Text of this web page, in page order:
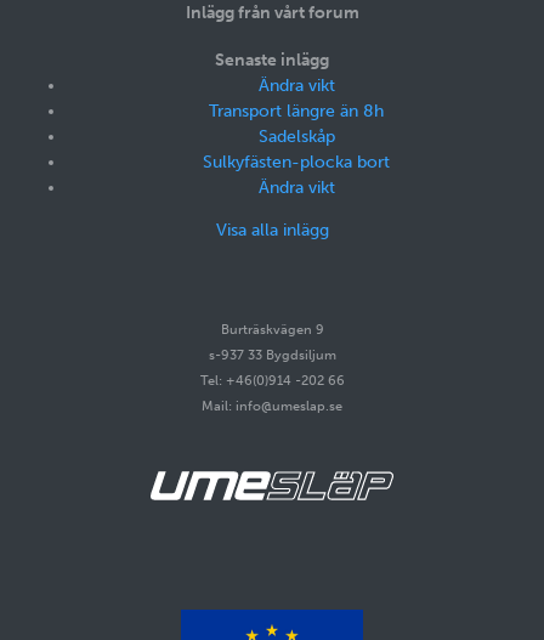
Inlägg från vårt forum
Senaste inlägg
Ändra vikt
Transport längre än 8h
Sadelskåp
Sulkyfästen-plocka bort
Ändra vikt
Visa alla inlägg
Burträskvägen 9
s-937 33 Bygdsiljum
Tel: +46(0)914 -202 66
Mail: info@umeslap.se